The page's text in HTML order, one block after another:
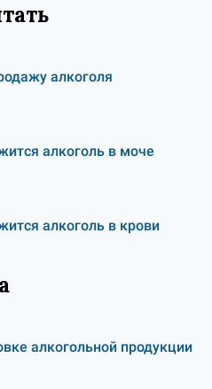
алкоголя
алкоголь в моче
алкоголь в крови
алкогольной продукции